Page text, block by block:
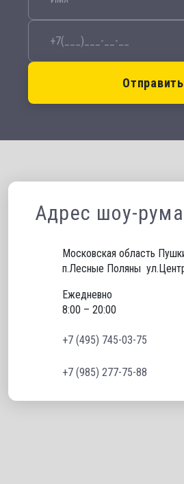
Отправить
Адрес шоу-рума
Московская область
п.Лесные Поляны
Ежедневно
8:00 – 20:00
+7 (495) 745-03-75
+7 (985) 277-75-88